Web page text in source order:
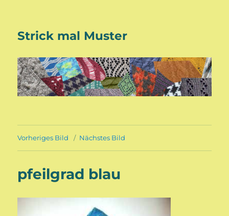
Strick mal Muster
Vorheriges Bild Nächstes Bild
pfeilgrad blau